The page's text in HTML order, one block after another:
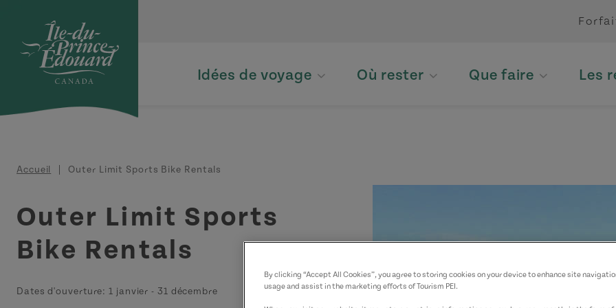
Idées de voyage Où rester Que faire Les
Fil d'Ariane
Accueil Outer Limit Sports Bike Rentals
Outer Limit Sports
Bike Rentals
Dates d'ouverture:1 janvier - 31 décembre
By clicking “Accept All Cookies”, you agree to storing cookies on your device to enhance site
usage and assist in the marketing efforts of Tourism PEI.